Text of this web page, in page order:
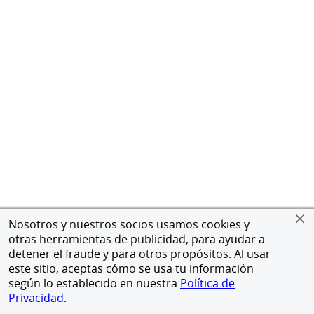
Nosotros y nuestros socios usamos cookies y
otras herramientas de publicidad, para ayudar a
detener el fraude y para otros propósitos. Al usar
este sitio, aceptas cómo se usa tu información
según lo establecido en nuestra Política de
Privacidad.